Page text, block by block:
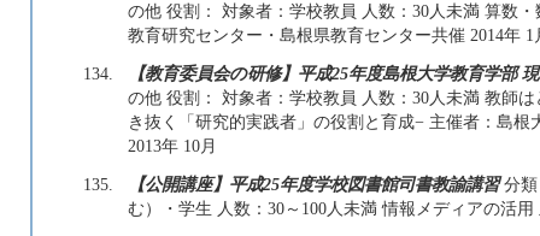
の他 役割： 対象者：学校教員 人数：30人未満 算数
教育研究センター・島根県教育センター共催 2014年 1
134.
【教育委員会の研修】平成25年度島根大学教育学部
の他 役割： 対象者：学校教員 人数：30人未満 教師
き抜く「研究的実践者」の役割と育成− 主催者：島
2013年 10月
135.
【公開講座】平成25年度学校図書館司書教諭講習分類
む）・学生 人数：30～100人未満 情報メディアの活